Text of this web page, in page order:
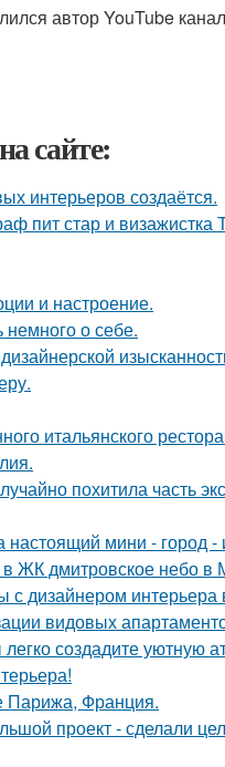
автор YouTube
сайте:
интерьеров создаётся.
пит стар и
и настроение.
о себе.
итальянского
похитила часть
настоящий мини - город
ЖК дмитровское небо в
дизайнером интерьера
видовых
создадите уютную
Парижа, Франция.
проект - сделали